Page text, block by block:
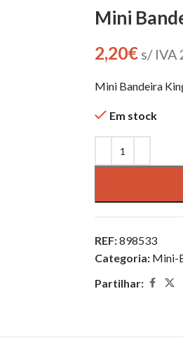
Mini
2,20€ s/ IVA
Mini Bandeira
Em stock
REF:898533
Categoria: Mini-
Partilhar: